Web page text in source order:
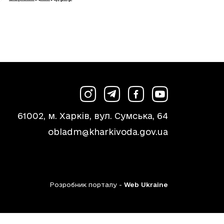
61002, м. Харків, вул. Сумська, 64
obladm@kharkivoda.gov.ua
Розробник порталу - Web Ukraine